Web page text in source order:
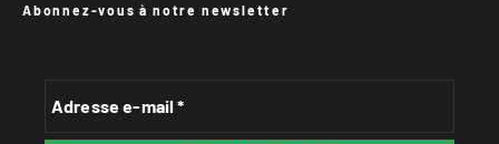
Abonnez-vous à notre newsletter